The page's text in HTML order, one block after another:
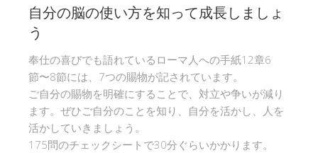
自分の脳の使い方を知って成長しましょ
う
奉仕の喜びでも語れているローマ人への手紙12章6
節〜8節には、7つの賜物が記されています。
ご自分の賜物を明確にすることで、対立や争いが減り
ます。ぜひご自分のことを知り、自分を活かし、人を
活かしていきましょう。
175問のチェックシートで30分ぐらいかかります。